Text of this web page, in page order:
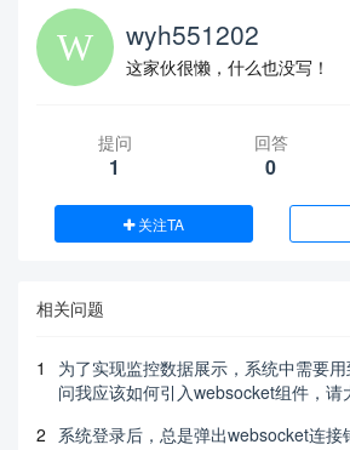
wyh551202
这家伙很懒，什么也没写！
提问
1
回答
0
关注TA
相关问题
1
为了实现监控数据展示，系统中需要
问我应该如何引入websocket组件，请
2 系统登录后，总是弹出websocket连接